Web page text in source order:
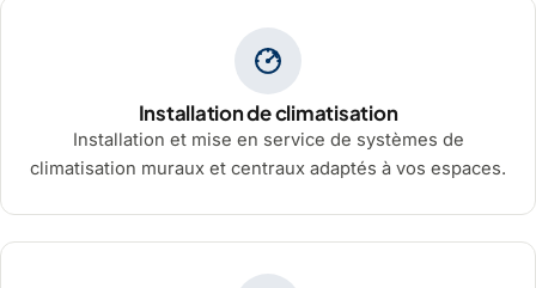
Installation de climatisation
Installation et mise en service de systèmes de
climatisation muraux et centraux adaptés à vos espaces.